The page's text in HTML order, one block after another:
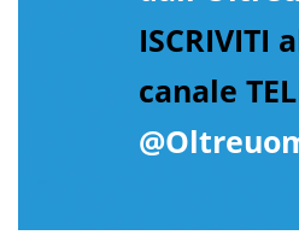
ISCRIVITI
canale